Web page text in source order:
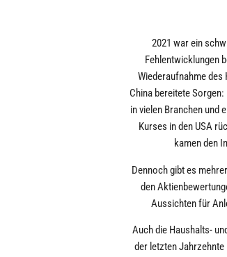
2021 war ein
Fehlentwicklungen
Wiederaufnahme
China bereitete
in vielen Branchen und
Kurses in den USA
kamen den
Dennoch gibt es
den
Aussichten für
Auch die Haushalts-
der letzten